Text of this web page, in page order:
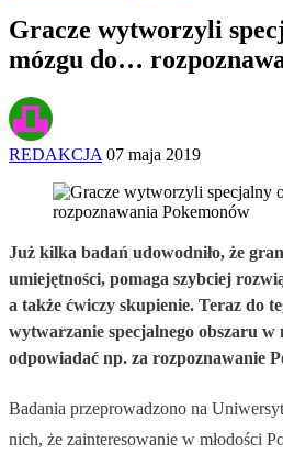
Gracze wytworzyli
mózgu do…
REDAKCJA 07 maja 2019
Już kilka badań udowodniło, że
umiejętności, pomaga szybciej
a także ćwiczy skupienie. Teraz do
wytwarzanie specjalnego obszaru w
odpowiadać np. za rozpoznawanie
Badania przeprowadzono na
nich, że zainteresowanie w młodości